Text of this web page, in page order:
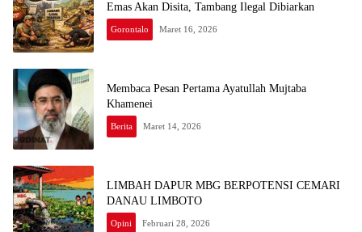
Emas Akan Disita, Tambang Ilegal Dibiarkan
Gorontalo Maret 16, 2026
Membaca Pesan Pertama Ayatullah Mujtaba
Khamenei
Berita Maret 14, 2026
LIMBAH DAPUR MBG BERPOTENSI CEMARI
DANAU LIMBOTO
Opini Februari 28, 2026